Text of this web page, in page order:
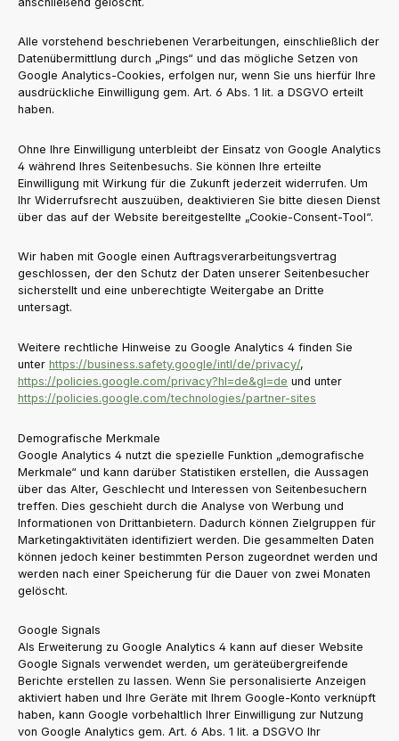
Alle vorstehend beschriebenen Verarbeitungen, einschließlich der
Datenübermittlung durch „Pings“ und das mögliche Setzen von
Google Analytics-Cookies, erfolgen nur, wenn Sie uns hierfür Ihre
ausdrückliche Einwilligung gem. Art. 6 Abs. 1 lit. a DSGVO erteilt
haben.
Ohne Ihre Einwilligung unterbleibt der Einsatz von Google Analytics
4 während Ihres Seitenbesuchs. Sie können Ihre erteilte
Einwilligung mit Wirkung für die Zukunft jederzeit widerrufen. Um
Ihr Widerrufsrecht auszuüben, deaktivieren Sie bitte diesen Dienst
über das auf der Website bereitgestellte „Cookie-Consent-Tool“.
Wir haben mit Google einen Auftragsverarbeitungsvertrag
geschlossen, der den Schutz der Daten unserer Seitenbesucher
sicherstellt und eine unberechtigte Weitergabe an Dritte
untersagt.
Weitere rechtliche Hinweise zu Google Analytics 4 finden Sie
unter https://business.safety.google/intl/de/privacy/,
https://policies.google.com/privacy?hl=de&gl=de und unter
https://policies.google.com/technologies/partner-sites
Demografische Merkmale
Google Analytics 4 nutzt die spezielle Funktion „demografische
Merkmale“ und kann darüber Statistiken erstellen, die Aussagen
über das Alter, Geschlecht und Interessen von Seitenbesuchern
treffen. Dies geschieht durch die Analyse von Werbung und
Informationen von Drittanbietern. Dadurch können Zielgruppen für
Marketingaktivitäten identifiziert werden. Die gesammelten Daten
können jedoch keiner bestimmten Person zugeordnet werden und
werden nach einer Speicherung für die Dauer von zwei Monaten
gelöscht.
Google Signals
Als Erweiterung zu Google Analytics 4 kann auf dieser Website
Google Signals verwendet werden, um geräteübergreifende
Berichte erstellen zu lassen. Wenn Sie personalisierte Anzeigen
aktiviert haben und Ihre Geräte mit Ihrem Google-Konto verknüpft
haben, kann Google vorbehaltlich Ihrer Einwilligung zur Nutzung
von Google Analytics gem. Art. 6 Abs. 1 lit. a DSGVO Ihr